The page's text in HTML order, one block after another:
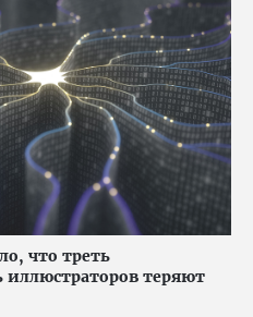
что треть
иллюстраторов теряют